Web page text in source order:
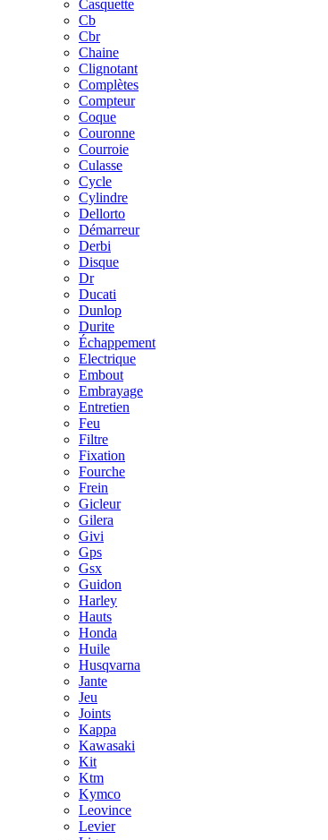
Casquette
Cb
Cbr
Chaine
Clignotant
Complètes
Compteur
Coque
Couronne
Courroie
Culasse
Cycle
Cylindre
Dellorto
Démarreur
Derbi
Disque
Dr
Ducati
Dunlop
Durite
Échappement
Electrique
Embout
Embrayage
Entretien
Feu
Filtre
Fixation
Fourche
Frein
Gicleur
Gilera
Givi
Gps
Gsx
Guidon
Harley
Hauts
Honda
Huile
Husqvarna
Jante
Jeu
Joints
Kappa
Kawasaki
Kit
Ktm
Kymco
Leovince
Levier